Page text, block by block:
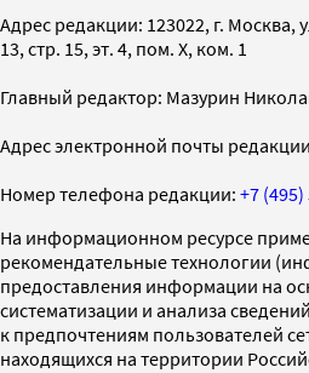
Адрес редакции: 123022, г. Москва,
13, стр. 15, эт. 4, пом. X, ком. 1
Главный редактор: Мазурин
Адрес электронной почты
Номер телефона редакции: +7
На информационном ресурсе
рекомендательные технологии
предоставления информации на
систематизации и анализа
к предпочтениям пользователей
находящихся на территории